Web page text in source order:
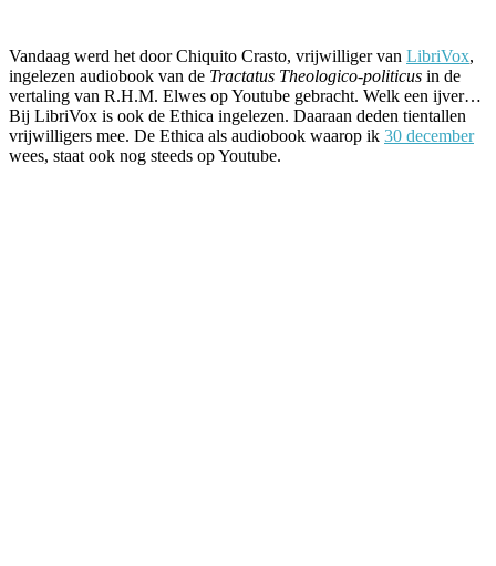
Vandaag werd het door Chiquito Crasto, vrijwilliger van LibriVox,
ingelezen audiobook van de Tractatus Theologico-politicus in de
vertaling van R.H.M. Elwes op Youtube gebracht. Welk een ijver…
Bij LibriVox is ook de Ethica ingelezen. Daaraan deden tientallen
vrijwilligers mee. De Ethica als audiobook waarop ik 30 december
wees, staat ook nog steeds op Youtube.